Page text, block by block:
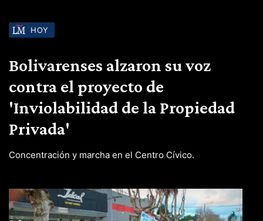
HOY
Bolivarenses alzaron su voz
contra el proyecto de
'Inviolabilidad de la Propiedad
Privada'
Concentración y marcha en el Centro Cívico.